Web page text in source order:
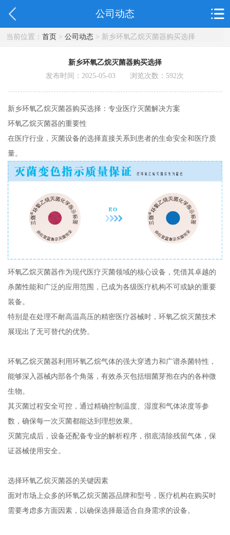
公司动态
当前位置： 首页> 公司动态> 新乡环氧乙烷灭菌器购买选择
新乡环氧乙烷灭菌器购买选择
发布时间：2025-05-03 浏览次数： 592次
新乡环氧乙烷灭菌器购买选择：专业医疗灭菌解决方案
环氧乙烷灭菌器的重要性
在医疗行业，灭菌设备的选择直接关系到患者的生命安全和医疗质
量。
环氧乙烷灭菌器作为现代医疗灭菌领域的核心设备，凭借其卓越的
杀菌性能和广泛的应用范围，已成为各级医疗机构不可或缺的重要
装备。
特别是在处理不耐高温高压的精密医疗器械时，环氧乙烷灭菌技术
展现出了无可替代的优势。
环氧乙烷灭菌器利用环氧乙烷气体的强大穿透力和广谱杀菌特性，
能够深入器械内部各个角落，有效杀灭包括细菌芽孢在内的各种微
生物。
其灭菌过程安全可控，通过精确控制温度、湿度和气体浓度等参
数，确保每一次灭菌都能达到理想效果。
灭菌完成后，设备还配备专业的解析程序，彻底清除残留气体，保
证器械使用安全。
选择环氧乙烷灭菌器的关键因素
面对市场上众多的环氧乙烷灭菌器品牌和型号，医疗机构在购买时
需要考虑多方面因素，以确保选择最适合自身需求的设备。